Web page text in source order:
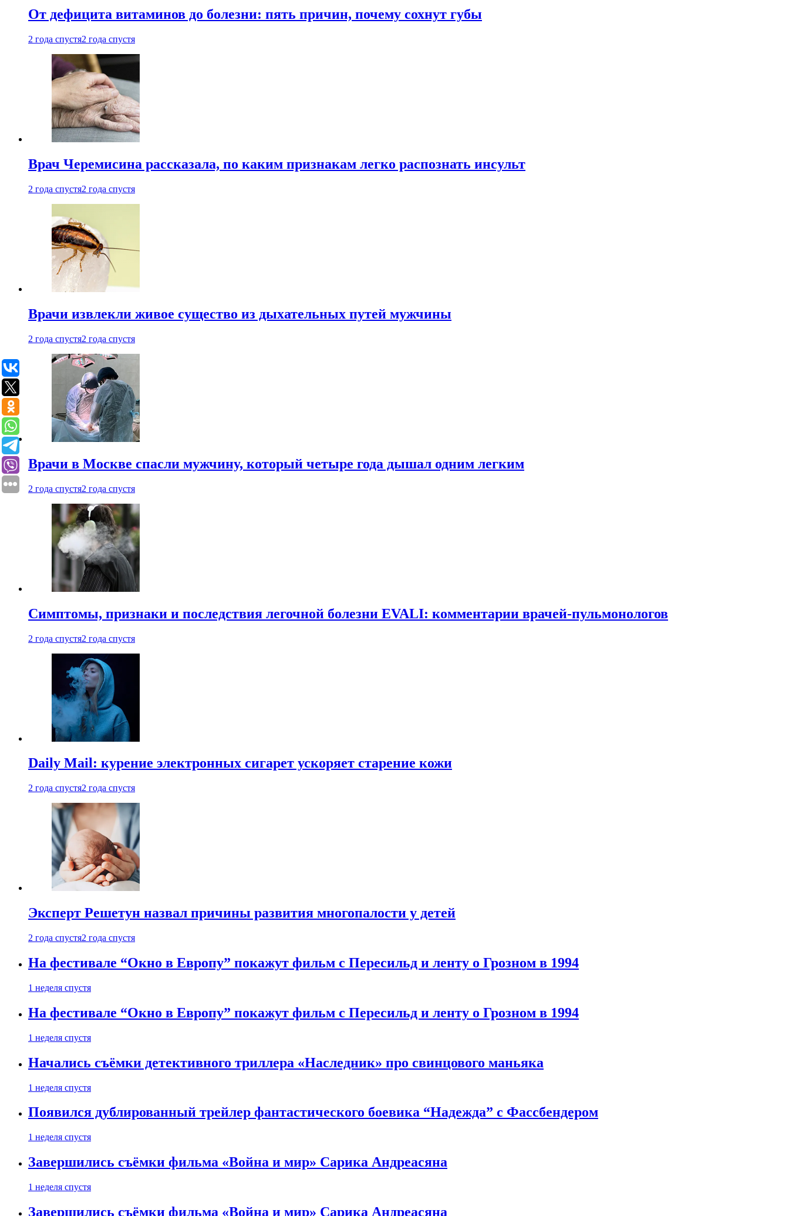
От дефицита витаминов до болезни: пять причин, почему сохнут губы
2 года спустя2 года спустя
Врач Черемисина рассказала, по каким признакам легко распознать инсульт
2 года спустя2 года спустя
Врачи извлекли живое существо из дыхательных путей мужчины
2 года спустя2 года спустя
Врачи в Москве спасли мужчину, который четыре года дышал одним легким
2 года спустя2 года спустя
Симптомы, признаки и последствия легочной болезни EVALI: комментарии врачей-пульмонологов
2 года спустя2 года спустя
Daily Mail: курение электронных сигарет ускоряет старение кожи
2 года спустя2 года спустя
Эксперт Решетун назвал причины развития многопалости у детей
2 года спустя2 года спустя
На фестивале “Окно в Европу” покажут фильм с Пересильд и ленту о Грозном в 1994
1 неделя спустя
На фестивале “Окно в Европу” покажут фильм с Пересильд и ленту о Грозном в 1994
1 неделя спустя
Начались съёмки детективного триллера «Наследник» про свинцового маньяка
1 неделя спустя
Появился дублированный трейлер фантастического боевика “Надежда” с Фассбендером
1 неделя спустя
Завершились съёмки фильма «Война и мир» Сарика Андреасяна
1 неделя спустя
Завершились съёмки фильма «Война и мир» Сарика Андреасяна